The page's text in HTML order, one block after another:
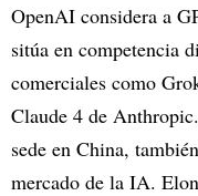
OpenAI considera a
sitúa en competencia
comerciales como
Claude 4 de
sede en China,
mercado de la IA.